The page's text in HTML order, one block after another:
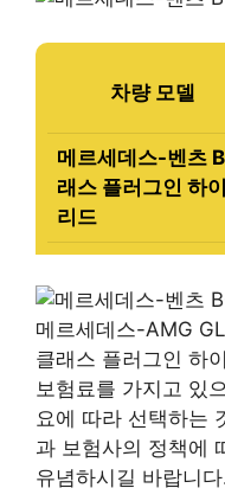
차량 모델
메르세데스-벤츠
래스 플러그인 하
리드
메르세데스-AMG
클래스 플러그인 하
보험료를 가지고 있
요에 따라 선택하는
과 보험사의 정책에
유념하시길 바랍니